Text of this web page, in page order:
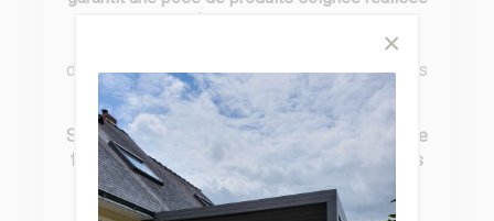
Découvrez nos réalisations dans notre hall
d’exposition de Saint-Martin-du-Fouilloux, près
d’Angers !
Soucieux de vous offrir le meilleur en terme de
fiabilité, nous travaillons avec des
partenaires
reconnus pour leurs produits de qualité
Somfy, Bel’M, Fybolia, Gypass, Profils